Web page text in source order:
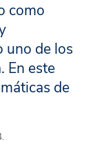
como
uno de los
En este
de